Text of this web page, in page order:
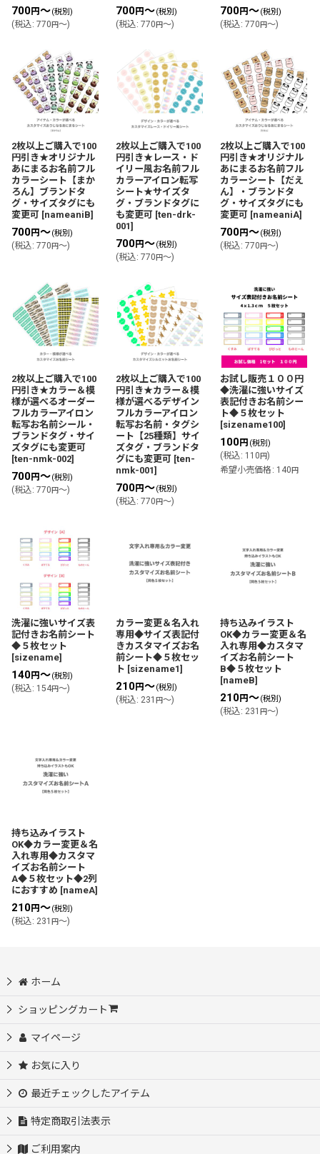
700円～(税別)
(税込: 770 円～)
700円～(税別)
(税込: 770 円～)
700円～(税別)
(税込: 770 円～)
2枚以上ご購入で100
円引き★オリジナル
あにまるお名前フル
カラーシート【まか
ろん】ブランドタ
グ・サイズタグにも
変更可 [nameaniB]
700円～(税別)
(税込: 770 円～)
2枚以上ご購入で100
円引き★レース・ド
イリー風お名前フル
カラーアイロン転写
シート★サイズタ
グ・ブランドタグに
も変更可 [ten-drk-
001]
700円～(税別)
(税込: 770 円～)
2枚以上ご購入で100
円引き★オリジナル
あにまるお名前フル
カラーシート【だえ
ん】・ブランドタ
グ・サイズタグにも
変更可 [nameaniA]
700円～(税別)
(税込: 770 円～)
2枚以上ご購入で100
円引き★カラー＆模
様が選べるオーダー
フルカラーアイロン
転写お名前シール・
ブランドタグ・サイ
ズタグにも変更可
[ten-nmk-002]
700円～(税別)
(税込: 770 円～)
2枚以上ご購入で100
円引き★カラー＆模
様が選べるデザイン
フルカラーアイロン
転写お名前・タグシ
ート【25種類】サイ
ズタグ・ブランドタ
グにも変更可 [ten-
nmk-001]
700円～(税別)
(税込: 770 円～)
お試し販売１００円
◆洗濯に強いサイズ
表記付きお名前シー
ト◆５枚セット
[sizename100]
100円 (税別)
(税込: 110 円)
希望小売価格 : 140 円
洗濯に強いサイズ表
記付きお名前シート
◆５枚セット
[sizename]
140円～(税別)
(税込: 154円～)
カラー変更＆名入れ
専用◆サイズ表記付
きカスタマイズお名
前シート◆５枚セッ
ト [sizename1]
210円～(税別)
(税込: 231 円～)
持ち込みイラスト
OK◆カラー変更＆名
入れ専用◆カスタマ
イズお名前シート
B◆５枚セット
[nameB]
210円～(税別)
(税込: 231 円～)
持ち込みイラスト
OK◆カラー変更＆名
入れ専用◆カスタマ
イズお名前シート
A◆５枚セット◆2列
におすすめ [nameA]
210円～(税別)
(税込: 231 円～)
ホーム
ショッピングカート
マイページ
お気に入り
最近チェックしたアイテム
特定商取引法表示
ご利用案内